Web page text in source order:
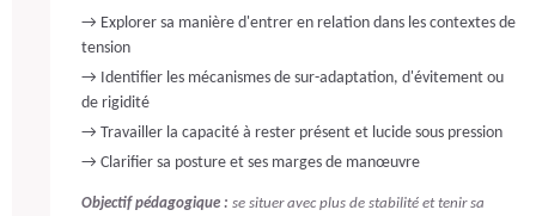
→ Explorer sa manière d'entrer en relation dans les contextes de
tension
→ Identifier les mécanismes de sur-adaptation, d'évitement ou
de rigidité
→ Travailler la capacité à rester présent et lucide sous pression
→ Clarifier sa posture et ses marges de manœuvre
Objectif pédagogique : se situer avec plus de stabilité et tenir sa